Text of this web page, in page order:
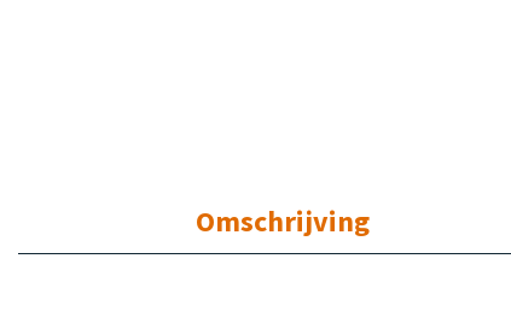
Omschrijving